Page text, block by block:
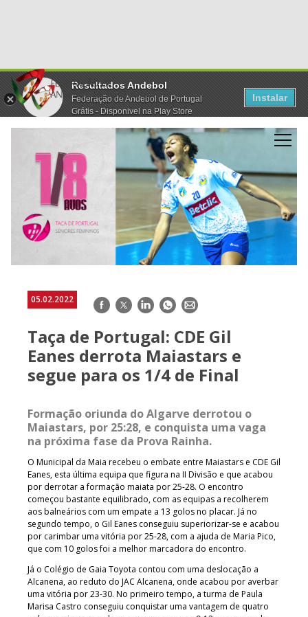
Resultados Andebol
Federação de Andebol de Portugal
Grátis - Disponivel na Play Store
Instalar
05.02.2022 Facebook
TwitterLinkedInWhatsApp
E-
Taça de Portugal: CDE Gil
Eanes derrota Maiastars e
segue para os 1/4 de Final
Formação oriunda do Algarve derrotou o
Maiastars, por 25:28, e conquista uma vaga
na próxima fase da Prova Rainha.
O Municipal da Maia recebeu o embate entre Maiastars e CDE Gil
Eanes, esta última equipa que figura na II Divisão e que acabou
por derrotar a formação maiata por 25-28. O encontro
começou bastante equilibrado, com as equipas a recolherem
aos balneários com um empate a 13 golos no placar. Já no
segundo tempo, o Gil Eanes conseguiu superiorizar-se e acabou
por carimbar uma vitória por 25-28, com a ajuda de Maria Pico,
que com 10 golos foi a melhor marcadora do encontro.
Já o Colégio de Gaia Toyota contou com uma deslocação a
Alcanena, ao reduto do JAC Alcanena, onde acabou por averbar
uma vitória por 23-30. No primeiro tempo, a turma de Paula
Marisa Castro conseguiu conquistar uma vantagem de quatro